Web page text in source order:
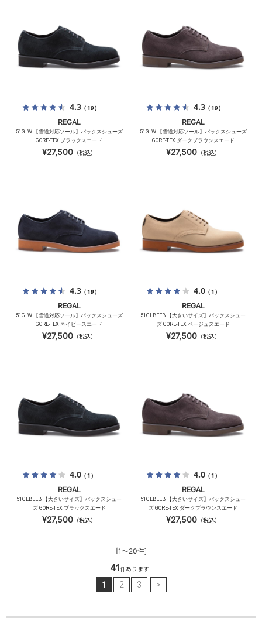
4.3（19）
REGAL
51GLW 【雪道対応ソール】バックスシューズ
GORE-TEX ブラックスエード
¥27,500（税込）
4.3（19）
REGAL
51GLW 【雪道対応ソール】バックスシューズ
GORE-TEX ダークブラウンスエード
¥27,500（税込）
4.3（19）
REGAL
51GLW 【雪道対応ソール】バックスシューズ
GORE-TEX ネイビースエード
¥27,500（税込）
4.0（1）
REGAL
51GLBEEB 【大きいサイズ】バックスシュー
ズ GORE-TEX ベージュスエード
¥27,500（税込）
4.0（1）
REGAL
51GLBEEB 【大きいサイズ】バックスシュー
ズ GORE-TEX ブラックスエード
¥27,500（税込）
4.0（1）
REGAL
51GLBEEB 【大きいサイズ】バックスシュー
ズ GORE-TEX ダークブラウンスエード
¥27,500（税込）
[1～20件]
41件あります
1 2 3 >